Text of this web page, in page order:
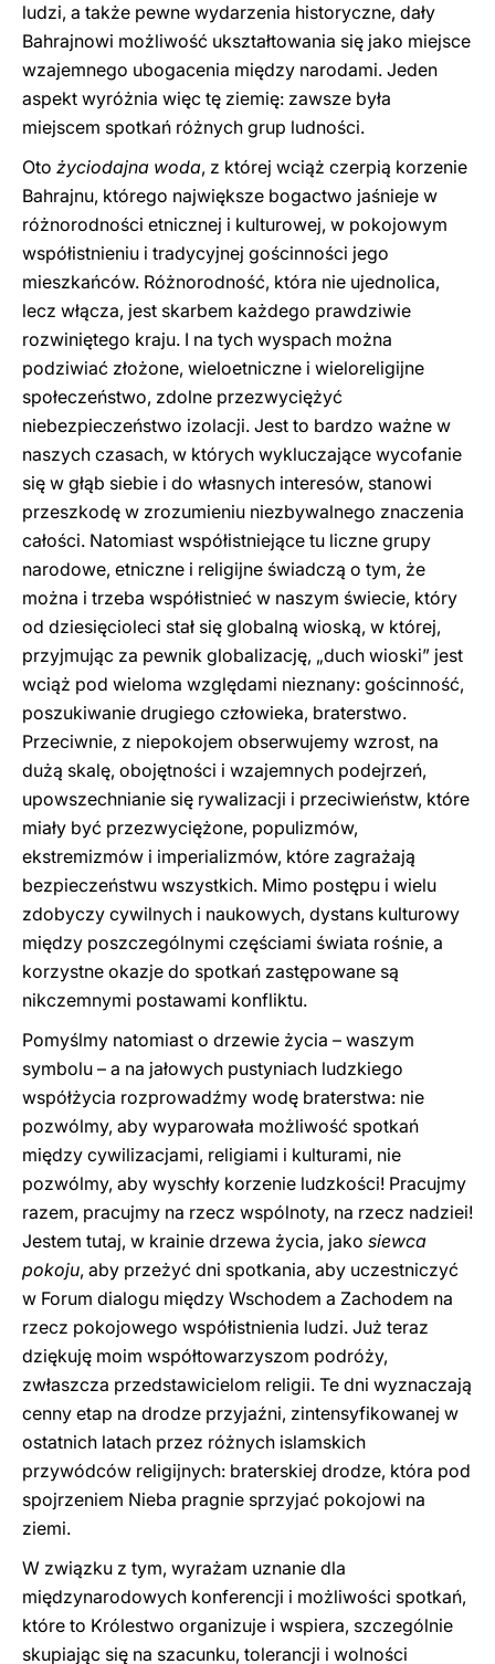
ludzi, a także pewne wydarzenia historyczne, dały
Bahrajnowi możliwość ukształtowania się jako miejsce
wzajemnego ubogacenia między narodami. Jeden
aspekt wyróżnia więc tę ziemię: zawsze była
miejscem spotkań różnych grup ludności.
Oto życiodajna woda, z której wciąż czerpią korzenie
Bahrajnu, którego największe bogactwo jaśnieje w
różnorodności etnicznej i kulturowej, w pokojowym
współistnieniu i tradycyjnej gościnności jego
mieszkańców. Różnorodność, która nie ujednolica,
lecz włącza, jest skarbem każdego prawdziwie
rozwiniętego kraju. I na tych wyspach można
podziwiać złożone, wieloetniczne i wieloreligijne
społeczeństwo, zdolne przezwyciężyć
niebezpieczeństwo izolacji. Jest to bardzo ważne w
naszych czasach, w których wykluczające wycofanie
się w głąb siebie i do własnych interesów, stanowi
przeszkodę w zrozumieniu niezbywalnego znaczenia
całości. Natomiast współistniejące tu liczne grupy
narodowe, etniczne i religijne świadczą o tym, że
można i trzeba współistnieć w naszym świecie, który
od dziesięcioleci stał się globalną wioską, w której,
przyjmując za pewnik globalizację, „duch wioski” jest
wciąż pod wieloma względami nieznany: gościnność,
poszukiwanie drugiego człowieka, braterstwo.
Przeciwnie, z niepokojem obserwujemy wzrost, na
dużą skalę, obojętności i wzajemnych podejrzeń,
upowszechnianie się rywalizacji i przeciwieństw, które
miały być przezwyciężone, populizmów,
ekstremizmów i imperializmów, które zagrażają
bezpieczeństwu wszystkich. Mimo postępu i wielu
zdobyczy cywilnych i naukowych, dystans kulturowy
między poszczególnymi częściami świata rośnie, a
korzystne okazje do spotkań zastępowane są
nikczemnymi postawami konfliktu.
Pomyślmy natomiast o drzewie życia – waszym
symbolu – a na jałowych pustyniach ludzkiego
współżycia rozprowadźmy wodę braterstwa: nie
pozwólmy, aby wyparowała możliwość spotkań
między cywilizacjami, religiami i kulturami, nie
pozwólmy, aby wyschły korzenie ludzkości! Pracujmy
razem, pracujmy na rzecz wspólnoty, na rzecz nadziei!
Jestem tutaj, w krainie drzewa życia, jako siewca
pokoju, aby przeżyć dni spotkania, aby uczestniczyć
w Forum dialogu między Wschodem a Zachodem na
rzecz pokojowego współistnienia ludzi. Już teraz
dziękuję moim współtowarzyszom podróży,
zwłaszcza przedstawicielom religii. Te dni wyznaczają
cenny etap na drodze przyjaźni, zintensyfikowanej w
ostatnich latach przez różnych islamskich
przywódców religijnych: braterskiej drodze, która pod
spojrzeniem Nieba pragnie sprzyjać pokojowi na
ziemi.
W związku z tym, wyrażam uznanie dla
międzynarodowych konferencji i możliwości spotkań,
które to Królestwo organizuje i wspiera, szczególnie
skupiając się na szacunku, tolerancji i wolności